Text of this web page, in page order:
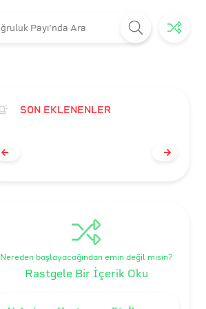
SON EKLENENLER
Nereden başlayacağından emin değil misin?
Rastgele Bir İçerik Oku